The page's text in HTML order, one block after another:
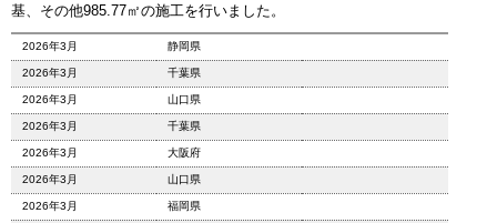
基、その他985.77㎡の施工を行いました。
2026年3月 静岡県
2026年3月 千葉県
2026年3月 山口県
2026年3月 千葉県
2026年3月 大阪府
2026年3月 山口県
2026年3月 福岡県